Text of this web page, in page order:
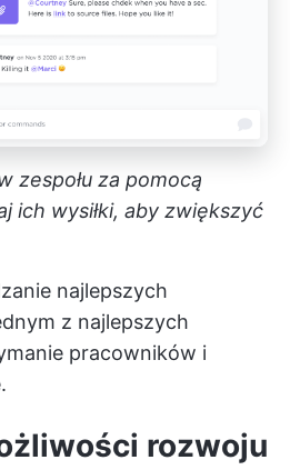
zespołu za pomocą
ich wysiłki, aby zwiększyć
najlepszych
z najlepszych
pracowników i
rozwoju